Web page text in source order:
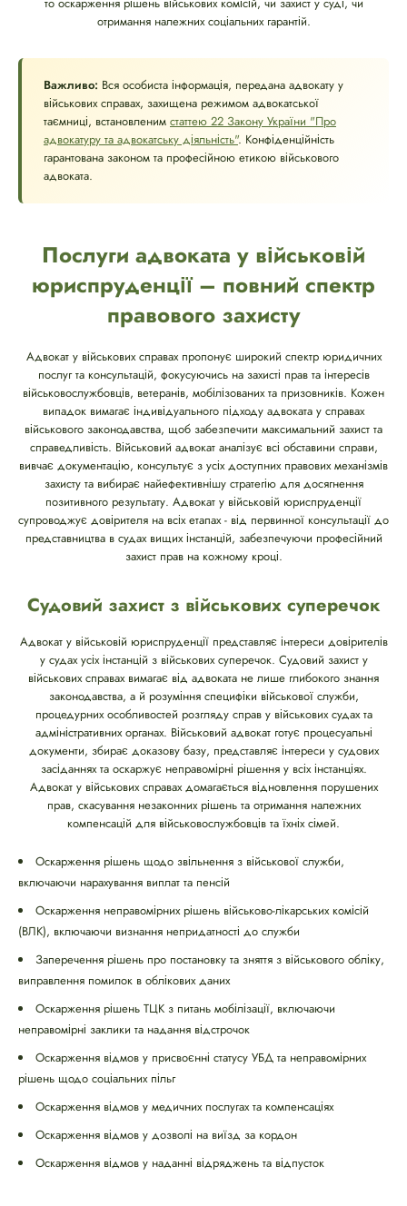
отримання належних соціальних гарантій.
Важливо: Вся особиста інформація, передана адвокату у
військових справах, захищена режимом адвокатської
таємниці, встановленим статтею 22 Закону України "Про
адвокатуру та адвокатську діяльність". Конфіденційність
гарантована законом та професійною етикою військового
адвоката.
Послуги адвоката у військовій
юриспруденції – повний спектр
правового захисту
Адвокат у військових справах пропонує широкий спектр юридичних
послуг та консультацій, фокусуючись на захисті прав та інтересів
військовослужбовців, ветеранів, мобілізованих та призовників. Кожен
випадок вимагає індивідуального підходу адвоката у справах
військового законодавства, щоб забезпечити максимальний захист та
справедливість. Військовий адвокат аналізує всі обставини справи,
вивчає документацію, консультує з усіх доступних правових механізмів
захисту та вибирає найефективнішу стратегію для досягнення
позитивного результату. Адвокат у військовій юриспруденції
супроводжує довірителя на всіх етапах - від первинної консультації до
представництва в судах вищих інстанцій, забезпечуючи професійний
захист прав на кожному кроці.
Судовий захист з військових суперечок
Адвокат у військовій юриспруденції представляє інтереси довірителів
у судах усіх інстанцій з військових суперечок. Судовий захист у
військових справах вимагає від адвоката не лише глибокого знання
законодавства, а й розуміння специфіки військової служби,
процедурних особливостей розгляду справ у військових судах та
адміністративних органах. Військовий адвокат готує процесуальні
документи, збирає доказову базу, представляє інтереси у судових
засіданнях та оскаржує неправомірні рішення у всіх інстанціях.
Адвокат у військових справах домагається відновлення порушених
прав, скасування незаконних рішень та отримання належних
компенсацій для військовослужбовців та їхніх сімей.
Оскарження рішень щодо звільнення з військової служби,
включаючи нарахування виплат та пенсій
Оскарження неправомірних рішень військово-лікарських комісій
(ВЛК), включаючи визнання непридатності до служби
Заперечення рішень про постановку та зняття з військового обліку,
виправлення помилок в облікових даних
Оскарження рішень ТЦК з питань мобілізації, включаючи
неправомірні заклики та надання відстрочок
Оскарження відмов у присвоєнні статусу УБД та неправомірних
рішень щодо соціальних пільг
Оскарження відмов у медичних послугах та компенсаціях
Оскарження відмов у дозволі на виїзд за кордон
Оскарження відмов у наданні відряджень та відпусток